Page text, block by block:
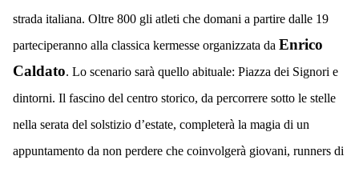
strada italiana. Oltre 800 gli atleti che domani a partire dalle 19
parteciperanno alla classica kermesse organizzata da Enrico
Caldato. Lo scenario sarà quello abituale: Piazza dei Signori e
dintorni. Il fascino del centro storico, da percorrere sotto le stelle
nella serata del solstizio d’estate, completerà la magia di un
appuntamento da non perdere che coinvolgerà giovani, runners di